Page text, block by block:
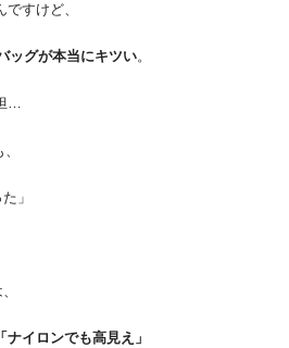
すけど、
ッグが本当にキツい。
…
」
「ナイロンでも高見え」